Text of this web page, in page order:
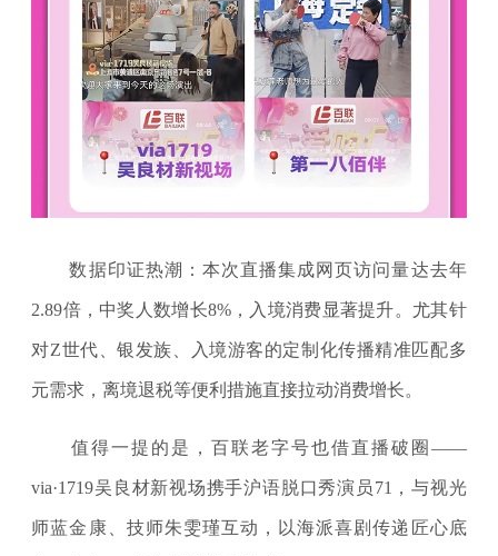
数据印证热潮：本次直播集成网页访问量达去年
2.89倍，中奖人数增长8%，入境消费显著提升。尤其针
对Z世代、银发族、入境游客的定制化传播精准匹配多
元需求，离境退税等便利措施直接拉动消费增长。
值得一提的是，百联老字号也借直播破圈——
via·1719吴良材新视场携手沪语脱口秀演员71，与视光
师蓝金康、技师朱雯瑾互动，以海派喜剧传递匠心底